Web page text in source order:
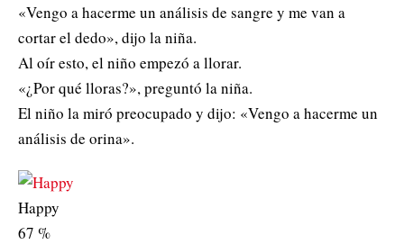
«Vengo a hacerme un análisis de sangre y me van a
cortar el dedo», dijo la niña.
Al oír esto, el niño empezó a llorar.
«¿Por qué lloras?», preguntó la niña.
El niño la miró preocupado y dijo: «Vengo a hacerme un
análisis de orina».
Happy
67 %